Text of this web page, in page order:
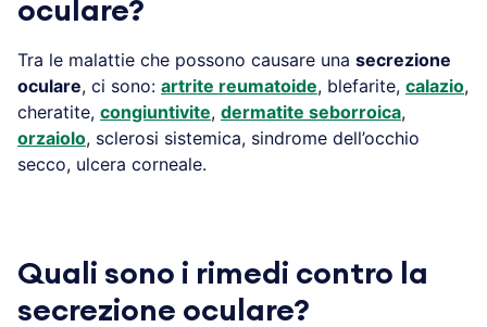
oculare?
Tra le malattie che possono causare una secrezione
oculare, ci sono: artrite reumatoide, blefarite, calazio,
cheratite, congiuntivite, dermatite seborroica,
orzaiolo, sclerosi sistemica, sindrome dell’occhio
secco, ulcera corneale.
Quali sono i rimedi contro la
secrezione oculare?